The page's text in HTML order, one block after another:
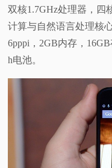
双核1.7GHz处理器，四
计算与自然语言处理核
6pppi，2GB内存，
h电池。